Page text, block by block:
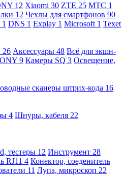
12 Xiaomi 30 ZTE 25 МТС 1
12 Чехлы для смартфонов 90
1 DNS 1 Explay 1 Microsoft 1 Texet
26 Аксессуары 48 Всё для экшн-
9 Камеры SQ 3 Освещение,
сканеры штрих-кода 16
4 Шнуры, кабеля 22
тестеры 12 Инструмент 28
RJ11 4 Конектор, соеденитель
11 Лупа, микроскоп 22